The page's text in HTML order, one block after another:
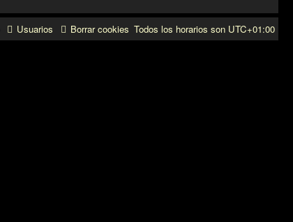
Todos los horarios son UTC+01:00
Borrar cookies
Usuarios